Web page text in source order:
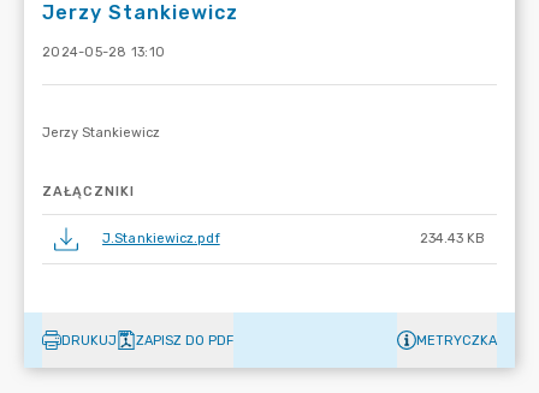
Jerzy Stankiewicz
2024-05-28 13:10
ZAŁĄCZNIKI
J.Stankiewicz.pdf 234.43 KB
DRUKUJ ZAPISZ DO PDF METRYCZKA